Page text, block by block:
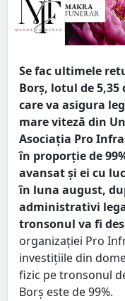
Se fac ultimele
Borș, lotul de
care va asigura
mare viteză din
Asociația Pro
în proporție de
avansat și ei cu
în luna august,
administrativi
tronsonul va fi
organizației Pro
investițiile din
fizic pe tronsonul
Borș este de 99%.